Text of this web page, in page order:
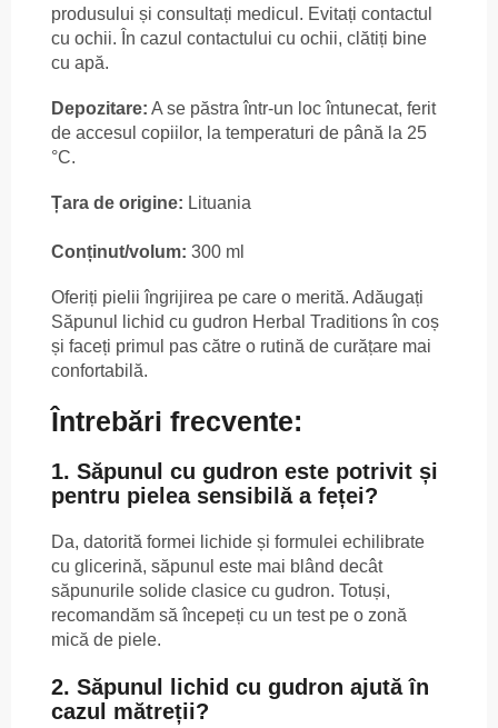
produsului și consultați medicul. Evitați contactul
cu ochii. În cazul contactului cu ochii, clătiți bine
cu apă.
Depozitare: A se păstra într-un loc întunecat, ferit
de accesul copiilor, la temperaturi de până la 25
°C.
Țara de origine: Lituania
Conținut/volum: 300 ml
Oferiți pielii îngrijirea pe care o merită. Adăugați
Săpunul lichid cu gudron Herbal Traditions în coș
și faceți primul pas către o rutină de curățare mai
confortabilă.
Întrebări frecvente:
1. Săpunul cu gudron este potrivit și
pentru pielea sensibilă a feței?
Da, datorită formei lichide și formulei echilibrate
cu glicerină, săpunul este mai blând decât
săpunurile solide clasice cu gudron. Totuși,
recomandăm să începeți cu un test pe o zonă
mică de piele.
2. Săpunul lichid cu gudron ajută în
cazul mătreții?